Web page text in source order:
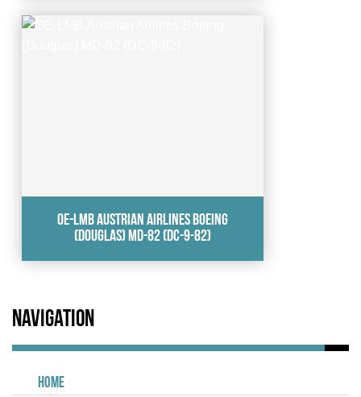
OE-LMB Austrian Airlines Boeing
(Douglas) MD-82 (DC-9-82)
Navigation
Home